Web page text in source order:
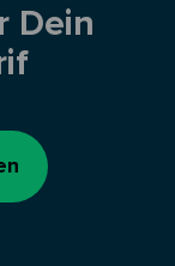
Dein